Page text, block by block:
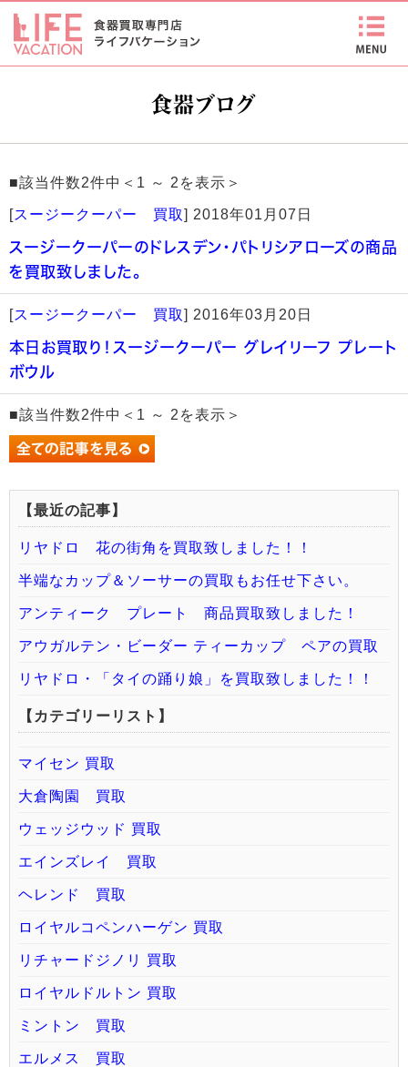
食器ブログ
■該当件数2件中＜1 ～ 2を表示＞
[スージークーパー 買取] 2018年01月07日
スージークーパーのドレスデン・パトリシアローズの商品
を買取致しました。
[スージークーパー 買取] 2016年03月20日
本日お買取り！スージークーパー グレイリーフ プレート
ボウル
■該当件数2件中＜1 ～ 2を表示＞
【最近の記事】
リヤドロ 花の街角を買取致しました！！
半端なカップ＆ソーサーの買取もお任せ下さい。
アンティーク プレート 商品買取致しました！
アウガルテン・ビーダー ティーカップ ペアの買取
リヤドロ・「タイの踊り娘」を買取致しました！！
【カテゴリーリスト】
マイセン 買取
大倉陶園 買取
ウェッジウッド 買取
エインズレイ 買取
ヘレンド 買取
ロイヤルコペンハーゲン 買取
リチャードジノリ 買取
ロイヤルドルトン 買取
ミントン 買取
エルメス 買取